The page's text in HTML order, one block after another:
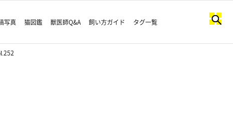
写真 猫図鑑 獣医師Q&A 飼い方ガイド タグ一覧